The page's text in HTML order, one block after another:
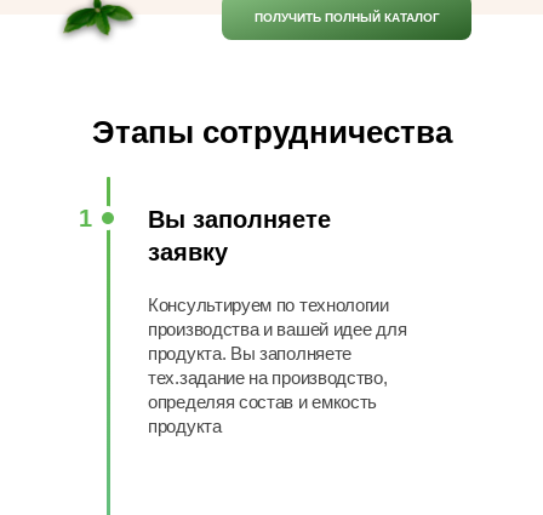
Вы заполняете
заявку
Консультируем по технологии
производства и вашей идее для
продукта. Вы заполняете
тех.задание на производство,
определяя состав и емкость
продукта
1
Этапы сотрудничества
ПОЛУЧИТЬ ПОЛНЫЙ КАТАЛОГ